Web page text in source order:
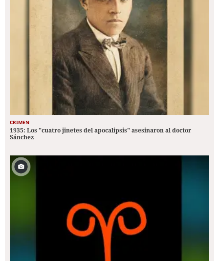
CRIMEN
1935: Los "cuatro jinetes del apocalipsis" asesinaron al doctor
Sánchez